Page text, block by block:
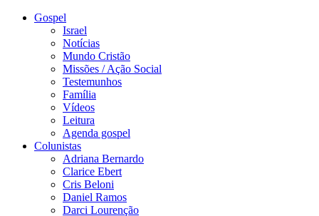
Gospel
Israel
Notícias
Mundo Cristão
Missões / Ação Social
Testemunhos
Família
Vídeos
Leitura
Agenda gospel
Colunistas
Adriana Bernardo
Clarice Ebert
Cris Beloni
Daniel Ramos
Darci Lourenção